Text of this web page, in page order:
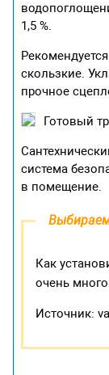
1,5 %.
скользкие.
прочное
Готовый
система
в помещение.
Как
очень
Источник: